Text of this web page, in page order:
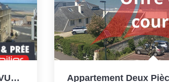
LUC SUR MER - VUE DEGAGEE - VUE MER PARTIELLE - EXCLUSIVITE